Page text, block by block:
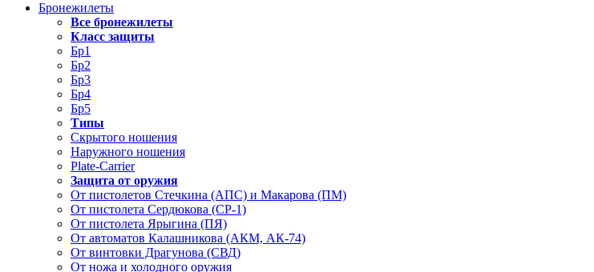
Бронежилеты
Все бронежилеты
Класс защиты
Бр1
Бр2
Бр3
Бр4
Бр5
Типы
Скрытого ношения
Наружного ношения
Plate-Carrier
Защита от оружия
От пистолетов Стечкина (АПС) и Макарова (ПМ)
От пистолета Сердюкова (СР-1)
От пистолета Ярыгина (ПЯ)
От автоматов Калашникова (АКМ, АК-74)
От винтовки Драгунова (СВД)
От ножа и холодного оружия